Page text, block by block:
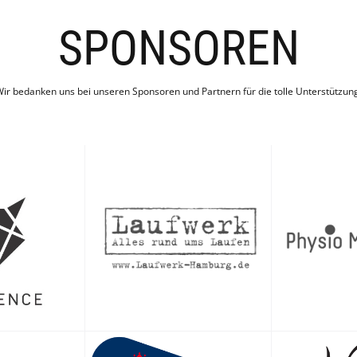
SPONSOREN
bedanken uns bei unseren Sponsoren und Partnern für die tolle